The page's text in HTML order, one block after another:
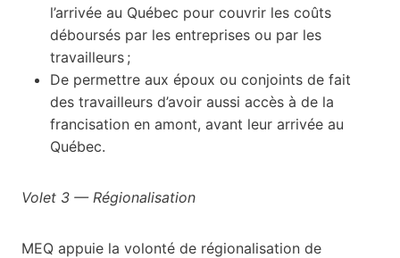
l’arrivée au Québec pour couvrir les coûts
déboursés par les entreprises ou par les
travailleurs ;
De permettre aux époux ou conjoints de fait
des travailleurs d’avoir aussi accès à de la
francisation en amont, avant leur arrivée au
Québec.
Volet 3 —Régionalisation
MEQ appuie la volonté de régionalisation de